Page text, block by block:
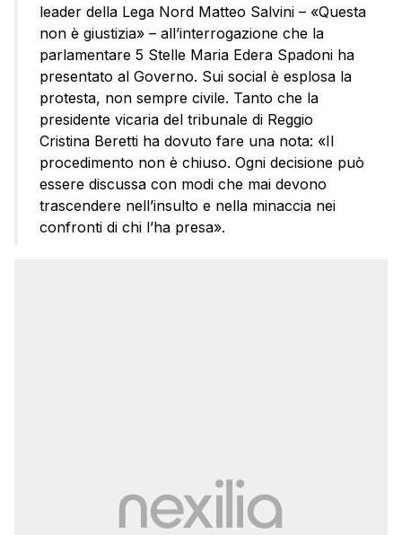
leader della Lega Nord Matteo Salvini – «Questa
non è giustizia» – all’interrogazione che la
parlamentare 5 Stelle Maria Edera Spadoni ha
presentato al Governo. Sui social è esplosa la
protesta, non sempre civile. Tanto che la
presidente vicaria del tribunale di Reggio
Cristina Beretti ha dovuto fare una nota: «Il
procedimento non è chiuso. Ogni decisione può
essere discussa con modi che mai devono
trascendere nell’insulto e nella minaccia nei
confronti di chi l’ha presa».